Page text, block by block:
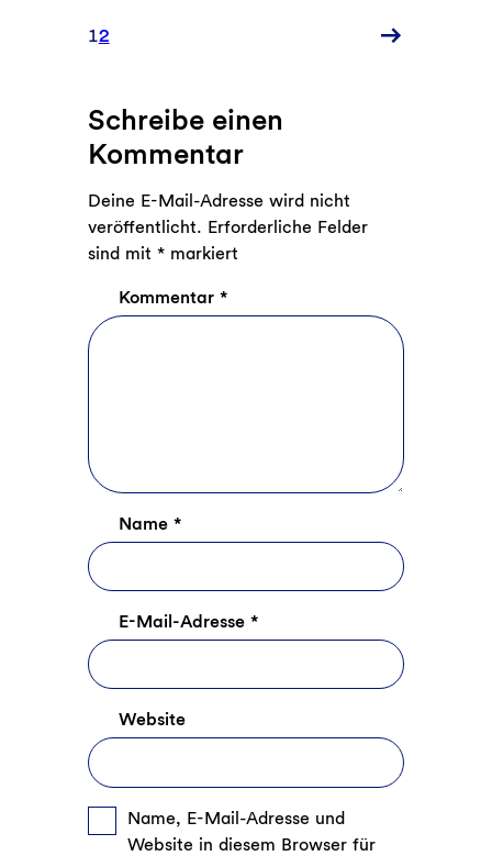
12
Neuere
Schreibe einen
Kommentar
Deine E-Mail-Adresse wird nicht
veröffentlicht. Erforderliche Felder
sind mit *markiert
Kommentar *
Name *
E-Mail-Adresse *
Website
Name, E-Mail-Adresse und
Website in diesem Browser für